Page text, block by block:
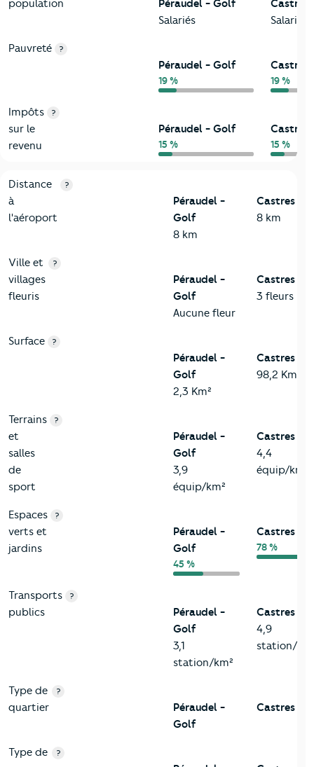
population
Péraudel - Golf
Salariés
Castres
Salariés
Pauvreté ?
Péraudel - Golf
19 %
Castres
19 %
Impôts
sur le
revenu
?
Péraudel - Golf
15 %
Castres
15 %
3-Environnement
Critères Péraudel - Golf
Distance
à
l'aéroport
?
Péraudel -
Golf
8 km
Castres
8 km
Ville et
villages
fleuris
?
Péraudel -
Golf
Aucune fleur
Castres
3 fleurs
Surface ?
Péraudel -
Golf
2,3 Km²
Castres
98,2 Km²
Terrains
et
salles
de
sport
?
Péraudel -
Golf
3,9
équip/km²
Castres
4,4
équip/km²
Espaces
verts et
jardins
?
Péraudel -
Golf
45 %
Castres
78 %
Transports
publics
?
Péraudel -
Golf
3,1
station/km²
Castres
4,9
station/
Type de
quartier
?
Péraudel -
Golf
Castres
Type de
?